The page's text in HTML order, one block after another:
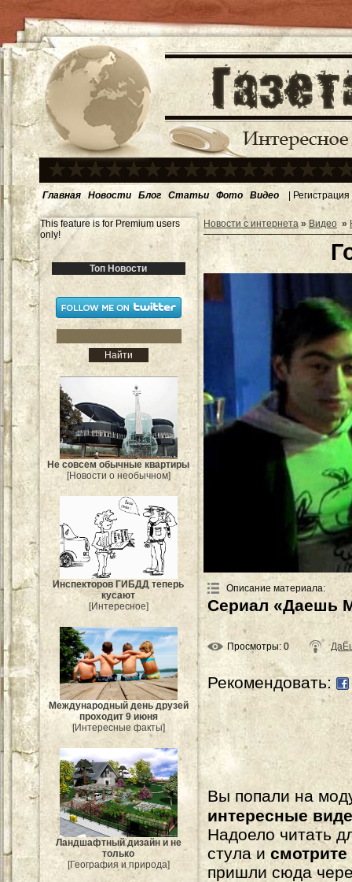
Главная Новости Блог Статьи Фото Видео | Регистрация
This feature is for Premium users
only!
Топ Новости
Не совсем обычные квартиры
[Новости о необычном]
Инспекторов ГИБДД теперь
кусают
[Интересное]
Международный день друзей
проходит 9 июня
[Интересные факты]
Ландшафтный дизайн и не
только
[География и природа]
Новости с интернета » Видео »
Описание материала:
Сериал «Даешь
Просмотры: 0
Рекомендовать:
Вы попали на
интересные
Надоело читать
стула и
пришли сюда